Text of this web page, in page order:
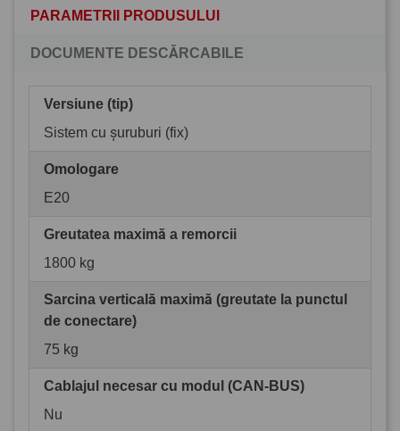
PARAMETRII PRODUSULUI
DOCUMENTE DESCĂRCABILE
Versiune (tip)
Sistem cu șuruburi (fix)
Omologare
E20
Greutatea maximă a remorcii
1800 kg
Sarcina verticală maximă (greutate la punctul
de conectare)
75 kg
Cablajul necesar cu modul (CAN-BUS)
Nu